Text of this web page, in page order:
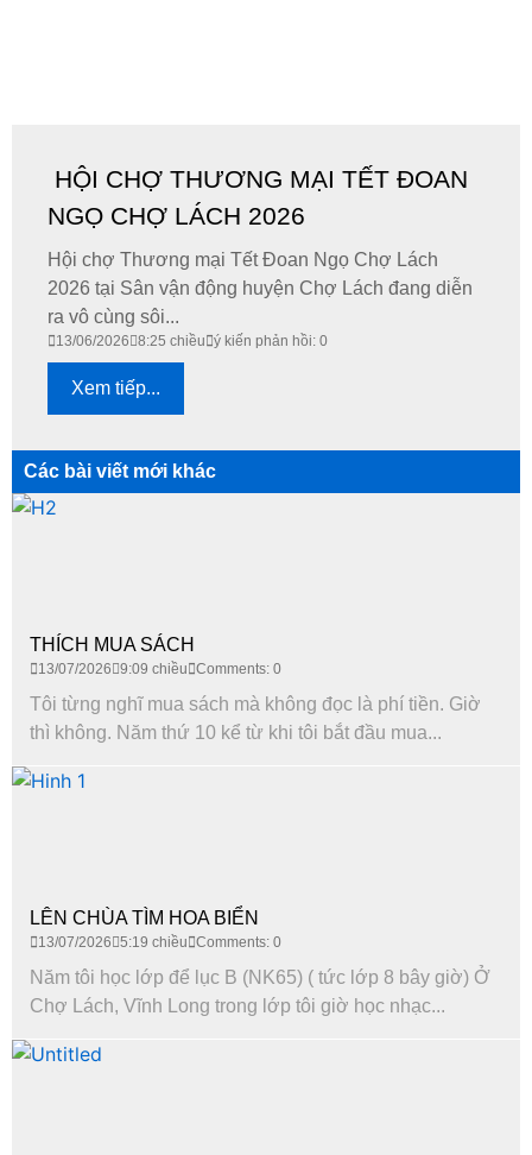
HỘI CHỢ THƯƠNG MẠI TẾT ĐOAN
NGỌ CHỢ LÁCH 2026
​Hội chợ Thương mại Tết Đoan Ngọ Chợ Lách
2026 tại Sân vận động huyện Chợ Lách đang diễn
ra vô cùng sôi...
13/06/2026 8:25 chiều ý kiến phản hồi: 0
Xem tiếp...
Các bài viết mới khác
THÍCH MUA SÁCH
13/07/2026 9:09 chiều Comments: 0
Tôi từng nghĩ mua sách mà không đọc là phí tiền. Giờ
thì không. Năm thứ 10 kể từ khi tôi bắt đầu mua...
LÊN CHÙA TÌM HOA BIỂN
13/07/2026 5:19 chiều Comments: 0
Năm tôi học lớp để lục B (NK65) ( tức lớp 8 bây giờ) Ở
Chợ Lách, Vĩnh Long trong lớp tôi giờ học nhạc...